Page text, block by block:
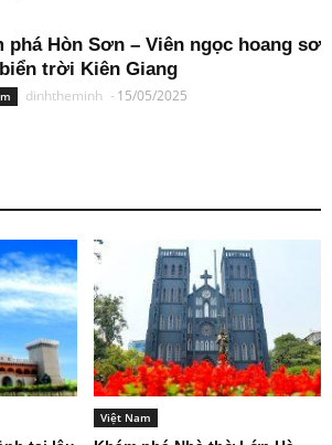
phá Hòn Sơn – Viên ngọc hoang sơ
trời Kiên Giang
dinhtheminh - 15/05/2025
Việt Nam